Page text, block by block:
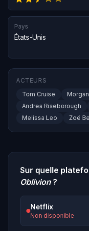
Pays
États-Unis
ACTEURS
Tom Cruise
Andrea Riseborough
Melissa Leo
Zoë
Sur quelle
Oblivion?
Netflix
Non disponible